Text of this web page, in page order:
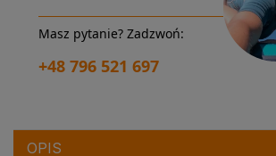
Masz pytanie? Zadzwoń:
+48 796 521 697
OPIS